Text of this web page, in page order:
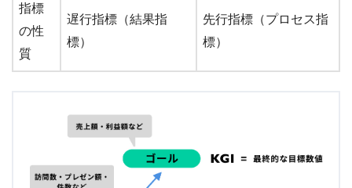
指標
の性
質
遅行指標（結果指
標）
先行指標（プロセス指
標）